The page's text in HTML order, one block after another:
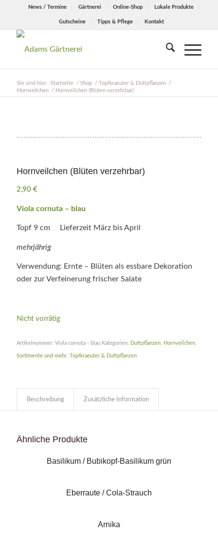
News / Termine Gärtnerei Online-Shop Lokale Produkte
Gutscheine Tipps & Pflege Kontakt
Sie sind hier: Startseite / Shop / Topfkraeuter & Duftpflanzen
/
Hornveilchen
/ Hornveilchen (Blüten verzehrbar)
Hornveilchen (Blüten verzehrbar)
2,90 €
Viola cornuta – blau
Topf 9 cm Lieferzeit März bis April
mehrjährig
Verwendung: Ernte – Blüten als essbare Dekoration
oder zur Verfeinerung frischer Salate
Nicht vorrätig
Artikelnummer: Viola cornuta - blau Kategorien: Duftpflanzen, Hornveilchen,
Sortimente und mehr, Topfkraeuter & Duftpflanzen
Beschreibung Zusätzliche Information
Ähnliche Produkte
Basilikum / Bubikopf-Basilikum grün
Eberraute / Cola-Strauch
Arnika